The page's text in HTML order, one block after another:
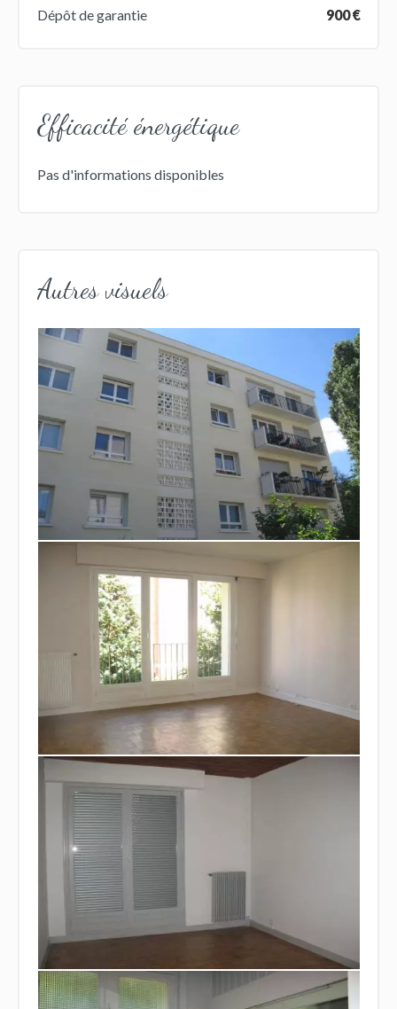
Dépôt de garantie 900 €
Efficacité énergétique
Pas d'informations disponibles
Autres visuels